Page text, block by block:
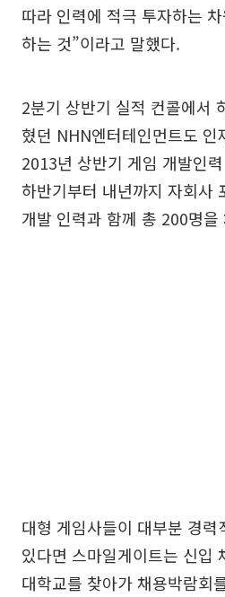
따라 인력에 적극 투자하는
하는 것”이라고 말했다.
2분기 상반기 실적 컨콜에서
혔던 NHN엔터테인먼트도 인
2013년 상반기 게임 개발인
하반기부터 내년까지 자회사
개발 인력과 함께 총 200명을
대형 게임사들이 대부분 경
있다면 스마일게이트는 신입
대학교를 찾아가 채용박람회